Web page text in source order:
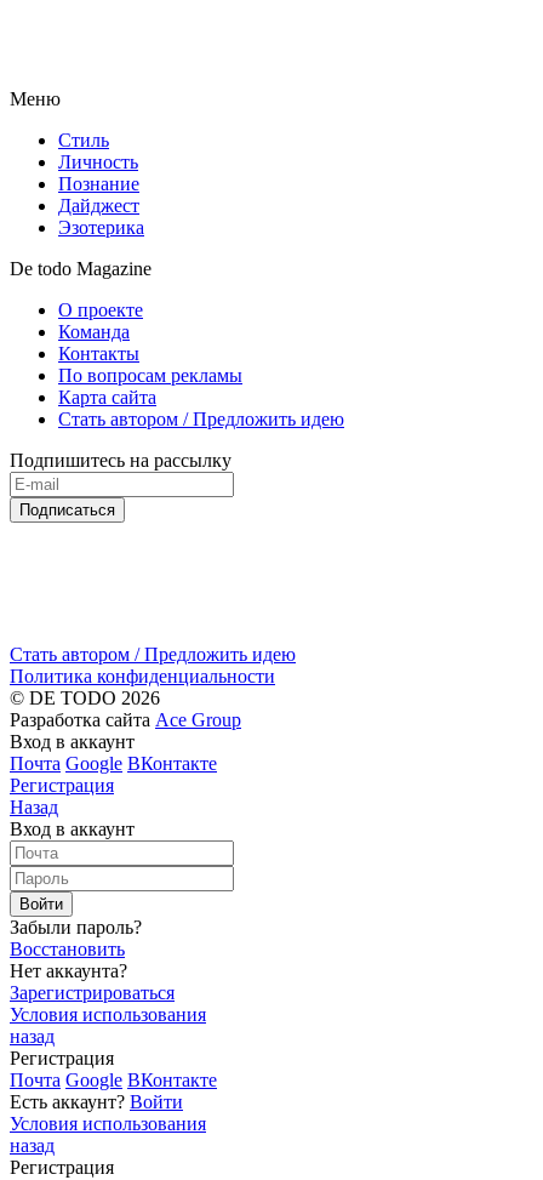
Меню
Стиль
Личность
Познание
Дайджест
Эзотерика
De todo Magazine
О проекте
Команда
Контакты
По вопросам рекламы
Карта сайта
Стать автором / Предложить идею
Подпишитесь на рассылку
Подписаться
Стать автором / Предложить идею
Политика конфиденциальности
© DE TODO 2026
Разработка сайта Ace Group
Вход в аккаунт
Почта Google ВКонтакте
Регистрация
Назад
Вход в аккаунт
Войти
Забыли пароль?
Восстановить
Нет аккаунта?
Зарегистрироваться
Условия использования
назад
Регистрация
Почта Google ВКонтакте
Есть аккаунт? Войти
Условия использования
назад
Регистрация